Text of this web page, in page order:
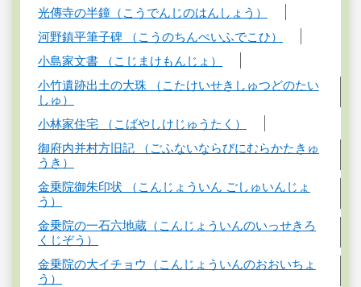
光傳寺の半鐘（こうでんじのはんしょう）
河野鎮平筆子碑 （こうのちんぺいふでこひ）
小島家文書 （こじまけもんじょ）
小竹遺跡出土の大珠 （こたけいせきしゅつどのたい
しゅ）
小林家住宅 （こばやしけじゅうたく）
御府内并村方旧記 （ごふないならびにむらかたきゅ
うき）
金乗院御朱印状 （こんじょういん ごしゅいんじょ
う）
金乗院の一石六地蔵（こんじょういんのいっせきろ
くじぞう）
金乗院の大イチョウ（こんじょういんのおおいちょ
う）